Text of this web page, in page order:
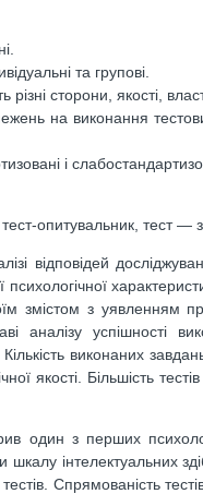
та групові.
сторони, якості,
на виконання
і
опитувальник, тест —
відповідей
своїм змістом з
аналізу
виконаних
якості. Більшість
один з перших
інтелектуальних
Спрямованість